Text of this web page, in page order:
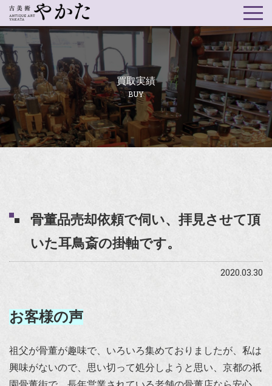
買取実績
BUY
骨董品売却依頼で伺い、拝見させて頂
いた耳鳥斎の掛軸です。
2020.03.30
お客様の声
祖父が骨董が趣味で、いろいろ集めておりましたが、私は
興味がないので、思い切って処分しようと思い、京都の祇